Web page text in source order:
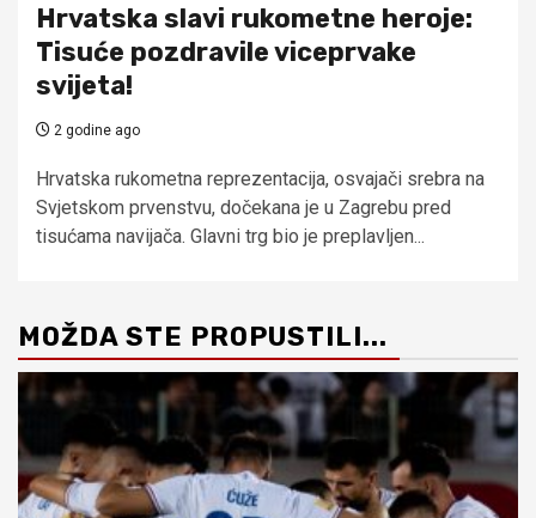
Hrvatska slavi rukometne heroje:
Tisuće pozdravile viceprvake
svijeta!
2 godine ago
Hrvatska rukometna reprezentacija, osvajači srebra na
Svjetskom prvenstvu, dočekana je u Zagrebu pred
tisućama navijača. Glavni trg bio je preplavljen...
MOŽDA STE PROPUSTILI...